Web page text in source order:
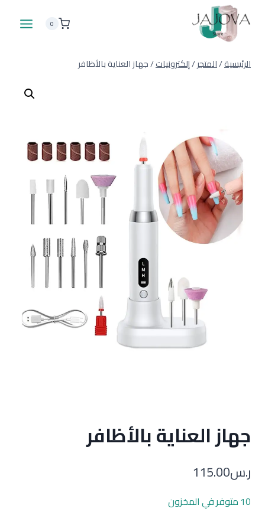
المحتوى
0
الرئيسية/المتجر/إلكترونيات/جهاز العناية بالأظافر
جهاز العناية بالأظافر
ر.س115.00
10 متوفر في المخزون